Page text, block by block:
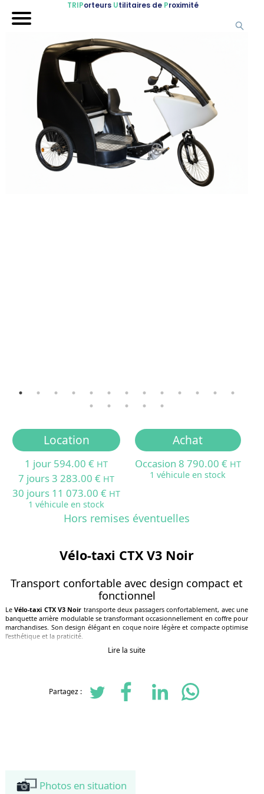
TRIPorteurs Utilitaires de Proximité
Nos véhicules
Références
Sur-mesure
Mariages
Blog
FAQ
Location
1 jour 594.00 € HT
7 jours 3 283.00 € HT
30 jours 11 073.00 € HT
1 véhicule en stock
Achat
Occasion 8 790.00 € HT
1 véhicule en stock
Hors remises éventuelles
Vélo-taxi CTX V3 Noir
Transport confortable avec design compact et
fonctionnel
LeVélo-taxi CTX V3 Noir transporte deux passagers confortablement, avec une
banquette arrière modulable se transformant occasionnellement en coffre pour
marchandises. Son design élégant en coque noire légère et compacte optimise
l’esthétique et la praticité.
Caractéristiques techniques principales
Poids : environ 146,7 kg
Capacité d’accueil : 2 passagers, banquette modulable
Sécurité : frein hydraulique, antivol de direction, équipements
Lire la suite
Partagez :
Photos en situation